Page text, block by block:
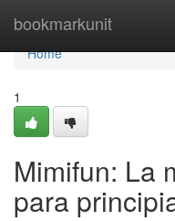
bookmarkunit
Home
Home
1
Mimifun: La
para